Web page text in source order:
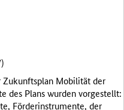
Zukunftsplan Mobilität der
des Plans wurden vorgestellt:
Förderinstrumente, der